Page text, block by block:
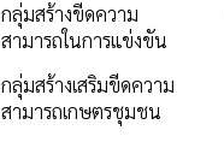
กลุ่มสร้างขีดความ
สามารถในการแข่งขัน
กลุ่มสร้างเสริมขีดความ
สามารถเกษตรชุมชน